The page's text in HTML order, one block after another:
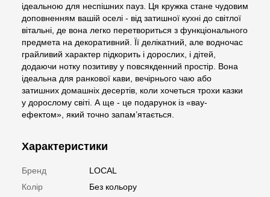
ідеальною для неспішних пауз. Ця кружка стане чудовим
доповненням вашій оселі - від затишної кухні до світлої
вітальні, де вона легко перетвориться з функціонального
предмета на декоративний. Її делікатний, але водночас
грайливий характер підкорить і дорослих, і дітей,
додаючи нотку позитиву у повсякденний простір. Вона
ідеальна для ранкової кави, вечірнього чаю або
затишних домашніх десертів, коли хочеться трохи казки
у дорослому світі. А ще - це подарунок із «вау-
ефектом», який точно запам’ятається.
Характеристики
Бренд
LOCAL
Колір
Без кольору